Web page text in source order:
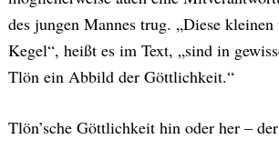
des jungen Mannes trug. „Diese kleinen
Kegel“, heißt es im Text, „sind in
Tlön ein Abbild der Göttlichkeit.“
Tlön’sche Göttlichkeit hin oder her –